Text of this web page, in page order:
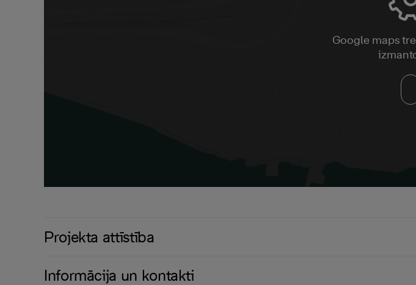
Google maps
Projekta attīstība
Informācija un kontakti